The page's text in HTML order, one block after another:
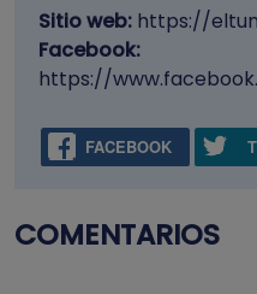
Sitio web: https://
Facebook:
https://
FACEBOOK
COMENTARIOS